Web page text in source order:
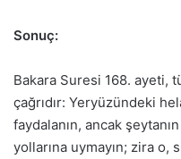
Sonuç:
Bakara Suresi 168. ayeti,
çağrıdır: Yeryüzündeki
faydalanın, ancak şeytanın
yollarına uymayın; zira o,